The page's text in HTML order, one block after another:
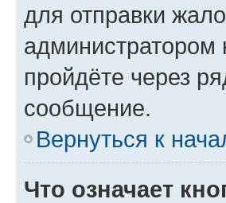
для отправки
пройдёте через
сообщение.
Вернуться к
Что означает